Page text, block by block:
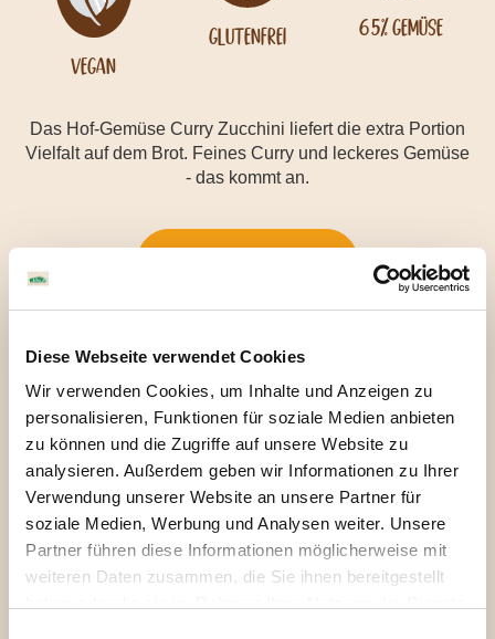
Diese Webseite verwendet Cookies
Wir verwenden Cookies, um Inhalte und Anzeigen zu
personalisieren, Funktionen für soziale Medien anbieten
zu können und die Zugriffe auf unsere Website zu
analysieren. Außerdem geben wir Informationen zu Ihrer
Verwendung unserer Website an unsere Partner für
soziale Medien, Werbung und Analysen weiter. Unsere
Partner führen diese Informationen möglicherweise mit
weiteren Daten zusammen, die Sie ihnen bereitgestellt
Das Hof-Gemüse Curry Zucchini liefert die extra Portion
Vielfalt auf dem Brot. Feines Curry und leckeres Gemüse
- das kommt an.
Zutaten Allergene Nährwerte
Zucchini* (44%), gelbe Paprika* (21%),
Sonnenblumenkerne*, Sonnenblumenöl*,
Agavendicksaft*, Kartoffelstärke*,
Zitronensaftkonzentrat*, Balsamessig*
Vegan
Glutenfrei 65% Gemüse